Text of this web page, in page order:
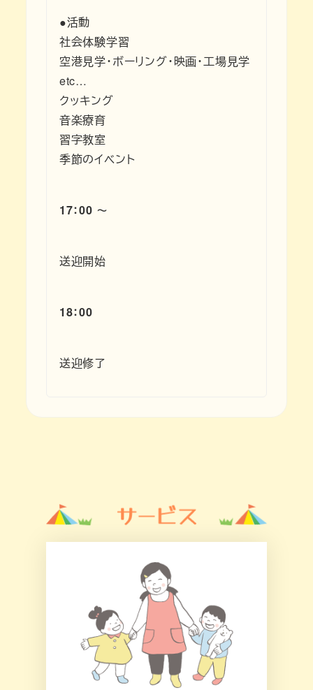
●活動
社会体験学習
空港見学・ボーリング・映画・工場見学
etc…
クッキング
音楽療育
習字教室
季節のイベント
17：00 ～
送迎開始
18：00
送迎修了